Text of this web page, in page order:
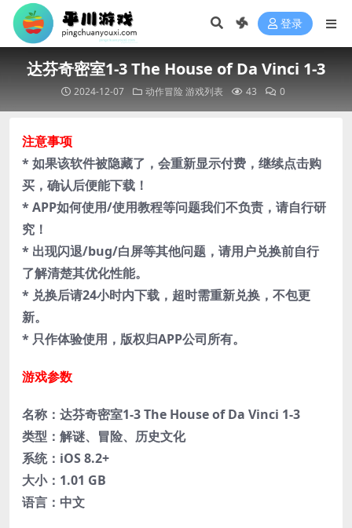
登录
达芬奇密室1-3 The House of Da Vinci 1-3
2024-12-07 动作冒险 游戏列表 43 0
注意事项
* 如果该软件被隐藏了，会重新显示付费，继续点击购
买，确认后便能下载！
* APP如何使用/使用教程等问题我们不负责，请自行研
究！
* 出现闪退/bug/白屏等其他问题，请用户兑换前自行
了解清楚其优化性能。
* 兑换后请24小时内下载，超时需重新兑换，不包更
新。
* 只作体验使用，版权归APP公司所有。
游戏参数
名称：达芬奇密室1-3 The House of Da Vinci 1-3
类型：解谜、冒险、历史文化
系统：iOS 8.2+
大小：1.01 GB
语言：中文